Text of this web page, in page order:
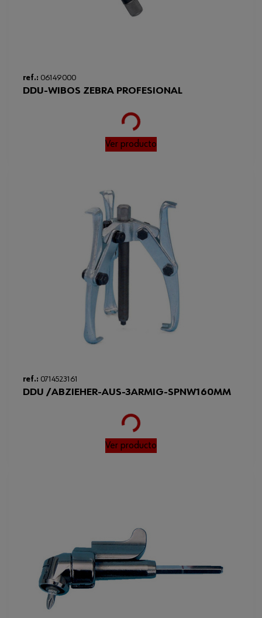
ref.: 06149000
DDU-WIBOS ZEBRA PROFESIONAL
Loading...
Ver producto
ref.: 0714523161
DDU /ABZIEHER-AUS-3ARMIG-SPNW160MM
Loading...
Ver producto